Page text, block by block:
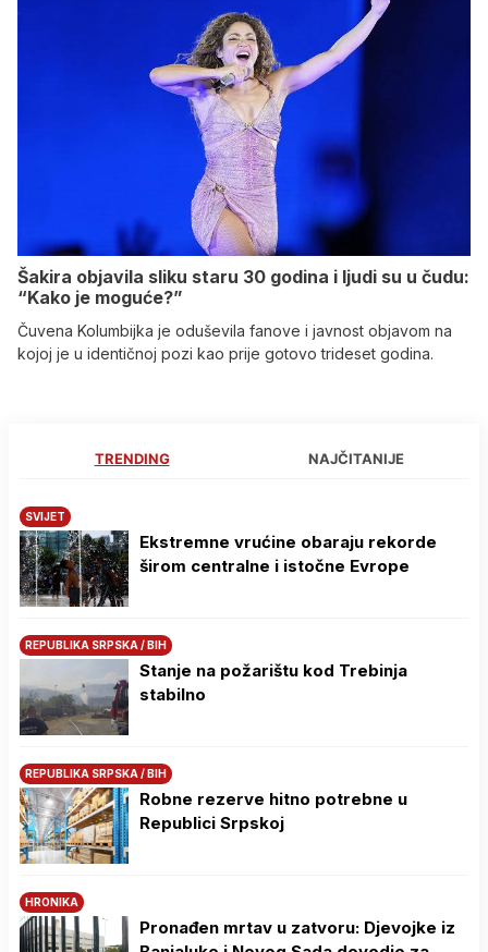
Šakira objavila sliku staru 30 godina i ljudi su u čudu:
“Kako je moguće?”
Čuvena Kolumbijka je oduševila fanove i javnost objavom na
kojoj je u identičnoj pozi kao prije gotovo trideset godina.
TRENDING NAJČITANIJE
SVIJET
Ekstremne vrućine obaraju rekorde
širom centralne i istočne Evrope
REPUBLIKA SRPSKA / BIH
Stanje na požarištu kod Trebinja
stabilno
REPUBLIKA SRPSKA / BIH
Robne rezerve hitno potrebne u
Republici Srpskoj
HRONIKA
Pronađen mrtav u zatvoru: Djevojke iz